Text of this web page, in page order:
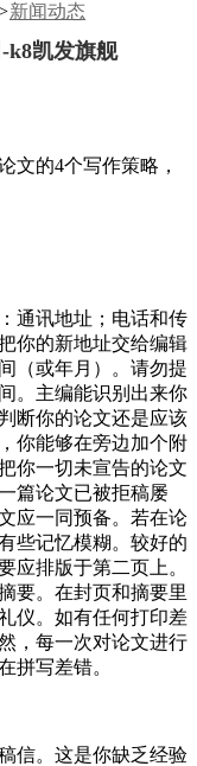
新闻动态
k8凯发旗舰
文的4个写作策略，
通讯地址；电话和传
你的新地址交给编辑
（或年月）。请勿提
。主编能识别出来你
断你的论文还是应该
你能够在旁边加个附
你一切未宣告的论文
篇论文已被拒稿屡
应一同预备。若在论
些记忆模糊。较好的
应排版于第二页上。
要。在封页和摘要里
仪。如有任何打印差
，每一次对论文进行
拼写差错。
信。这是你缺乏经验